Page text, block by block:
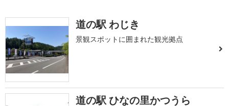
道の駅 わじき
景観スポットに囲まれた観光拠点
道の駅 ひなの里かつうら